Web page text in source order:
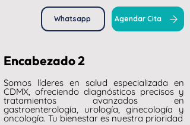
Whatsapp Agendar Cita
Encabezado 2
Somos líderes en salud especializada en
CDMX, ofreciendo diagnósticos precisos y
tratamientos avanzados en
gastroenterología, urología, ginecología y
oncología. Tu bienestar es nuestra prioridad